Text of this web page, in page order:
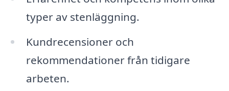
typer av stenläggning.
Kundrecensioner och
rekommendationer från tidigare
arbeten.